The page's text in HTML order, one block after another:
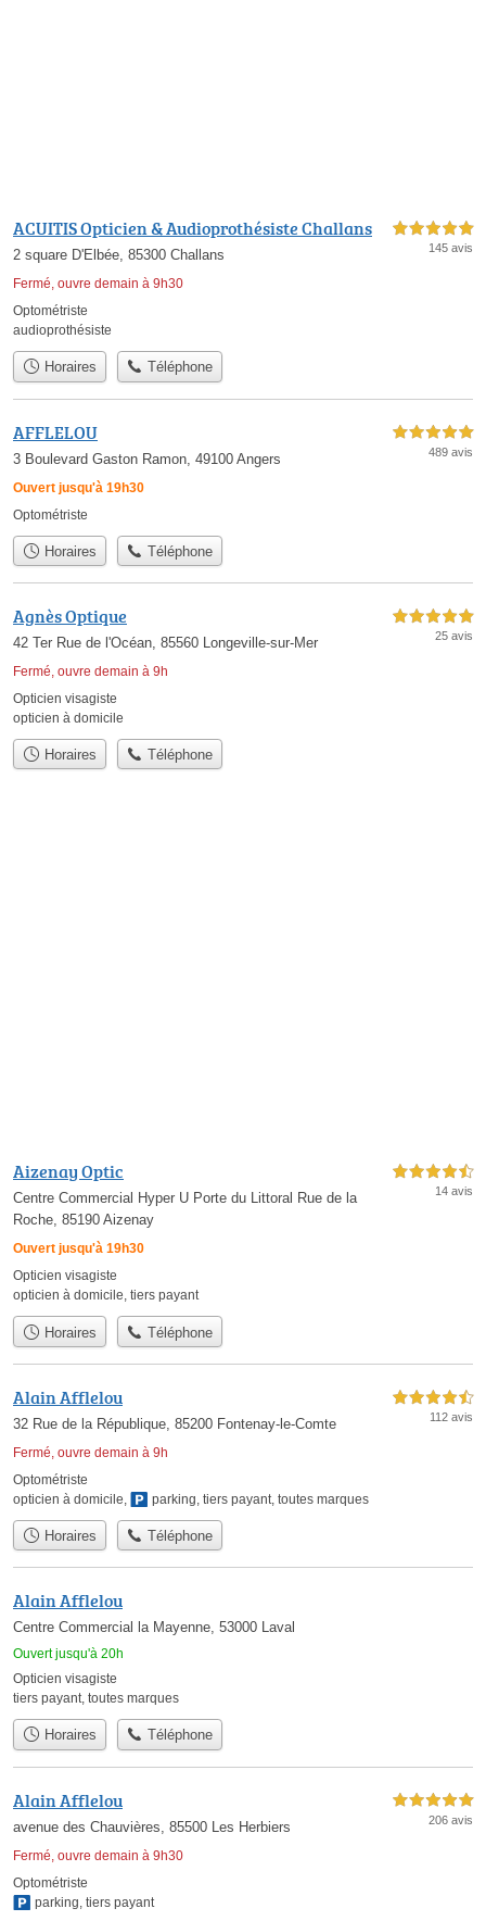
ACUITIS Opticien & Audioprothésiste Challans
2 square D'Elbée, 85300 Challans
Fermé, ouvre demain à 9h30
5,0 étoiles sur 5
145 avis
Optométriste
audioprothésiste
Horaires Téléphone
AFFLELOU
3 Boulevard Gaston Ramon, 49100 Angers
Ouvert jusqu'à 19h30
5,0 étoiles sur 5
489 avis
Optométriste
Horaires Téléphone
Agnès Optique
42 Ter Rue de l'Océan, 85560 Longeville-sur-Mer
Fermé, ouvre demain à 9h
5,0 étoiles sur 5
25 avis
Opticien visagiste
opticien à domicile
Horaires Téléphone
Aizenay Optic
Centre Commercial Hyper U Porte du Littoral Rue de la
Roche, 85190 Aizenay
Ouvert jusqu'à 19h30
4,5 étoiles sur 5
14 avis
Opticien visagiste
opticien à domicile, tiers payant
Horaires Téléphone
Alain Afflelou
32 Rue de la République, 85200 Fontenay-le-Comte
Fermé, ouvre demain à 9h
4,5 étoiles sur 5
112 avis
Optométriste
opticien à domicile
parking tiers payant toutes marques
Horaires Téléphone
Alain Afflelou
Centre Commercial la Mayenne, 53000 Laval
Ouvert jusqu'à 20h
Opticien visagiste
tiers payant, toutes marques
Horaires Téléphone
Alain Afflelou
avenue des Chauvières, 85500 Les Herbiers
Fermé, ouvre demain à 9h30
5,0 étoiles sur 5
206 avis
Optométriste
parking tiers payant